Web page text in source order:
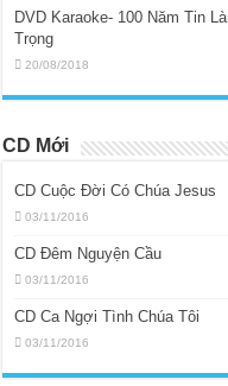
DVD Karaoke- 100 Năm Tin
Trọng
20/08/2018
CD Mới
CD Cuộc Đời Có Chúa Jesus
03/11/2016
CD Đêm Nguyện Cầu
03/11/2016
CD Ca Ngợi Tình Chúa Tôi
03/11/2016